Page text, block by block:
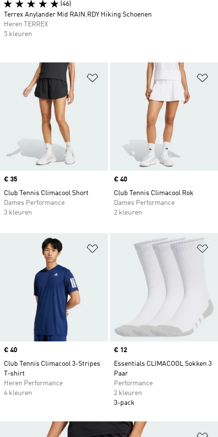
Op verlanglijst zetten
Price
€ 35
Club Tennis Climacool Short
Dames Performance
3 kleuren
Price
€ 40
Club Tennis Climacool Rok
Dames Performance
2 kleuren
Op verlanglijst zetten
Price
€ 40
Club Tennis Climacool 3-Stripes
T-shirt
Heren Performance
4 kleuren
Price
€ 12
Essentials CLIMACOOL Sokken 3
Paar
Performance
2 kleuren
3-pack
(46)
Terrex Anylander Mid RAIN.RDY Hiking Schoenen
Heren TERREX
5 kleuren